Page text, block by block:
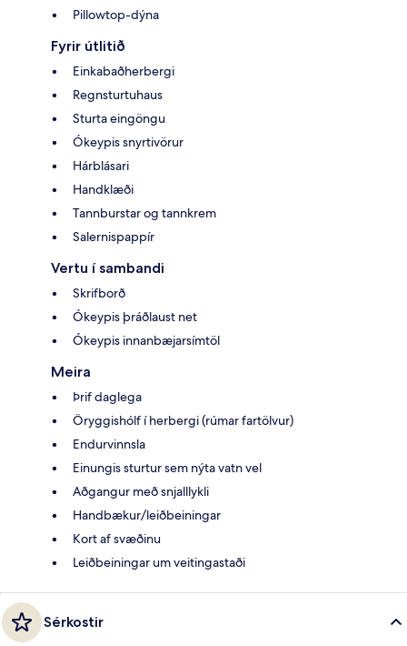
Pillowtop-dýna
Fyrir útlitið
Einkabaðherbergi
Regnsturtuhaus
Sturta eingöngu
Ókeypis snyrtivörur
Hárblásari
Handklæði
Tannburstar og tannkrem
Salernispappír
Vertu í sambandi
Skrifborð
Ókeypis þráðlaust net
Ókeypis innanbæjarsímtöl
Meira
Þrif daglega
Öryggishólf í herbergi (rúmar fartölvur)
Endurvinnsla
Einungis sturtur sem nýta vatn vel
Aðgangur með snjalllykli
Handbækur/leiðbeiningar
Kort af svæðinu
Leiðbeiningar um veitingastaði
Sérkostir